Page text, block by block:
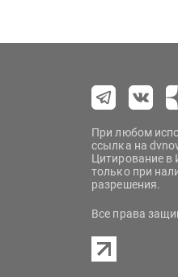
При любом
ссылка на
Цитирование в
только при
разрешения.
Все права